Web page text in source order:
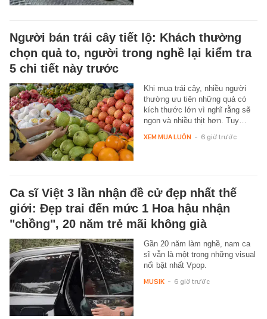
Người bán trái cây tiết lộ: Khách thường
chọn quả to, người trong nghề lại kiểm tra
5 chi tiết này trước
Khi mua trái cây, nhiều người
thường ưu tiên những quả có
kích thước lớn vì nghĩ rằng sẽ
ngon và nhiều thịt hơn. Tuy…
XEM MUA LUÔN - 6 giờ trước
Ca sĩ Việt 3 lần nhận đề cử đẹp nhất thế
giới: Đẹp trai đến mức 1 Hoa hậu nhận
"chồng", 20 năm trẻ mãi không già
Gần 20 năm làm nghề, nam ca
sĩ vẫn là một trong những visual
nổi bật nhất Vpop.
MUSIK - 6 giờ trước